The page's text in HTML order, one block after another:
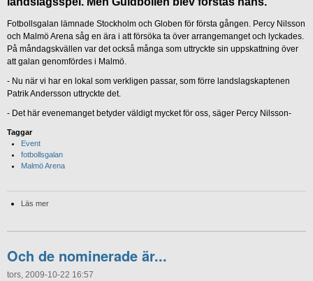
Fotbollsgalan lämnade Stockholm och Globen för första gången. Percy Nilsson
och Malmö Arena såg en ära i att försöka ta över arrangemanget och lyckades.
På måndagskvällen var det också många som uttryckte sin uppskattning över
att galan genomfördes i Malmö.
- Nu när vi har en lokal som verkligen passar, som förre landslagskaptenen
Patrik Andersson uttryckte det.
- Det här evenemanget betyder väldigt mycket för oss, säger Percy Nilsson-
Taggar
Event
fotbollsgalan
Malmö Arena
Läs mer
Och de nominerade är...
tors, 2009-10-22 16:57